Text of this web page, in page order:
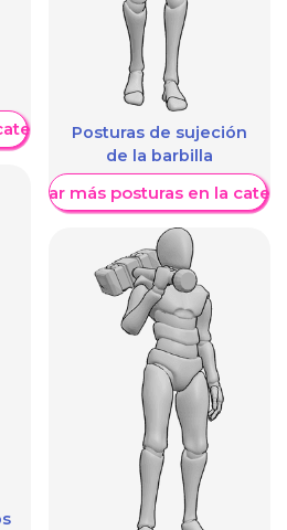
Posturas de sujeción
de la barbilla
Mostrar más posturas en la